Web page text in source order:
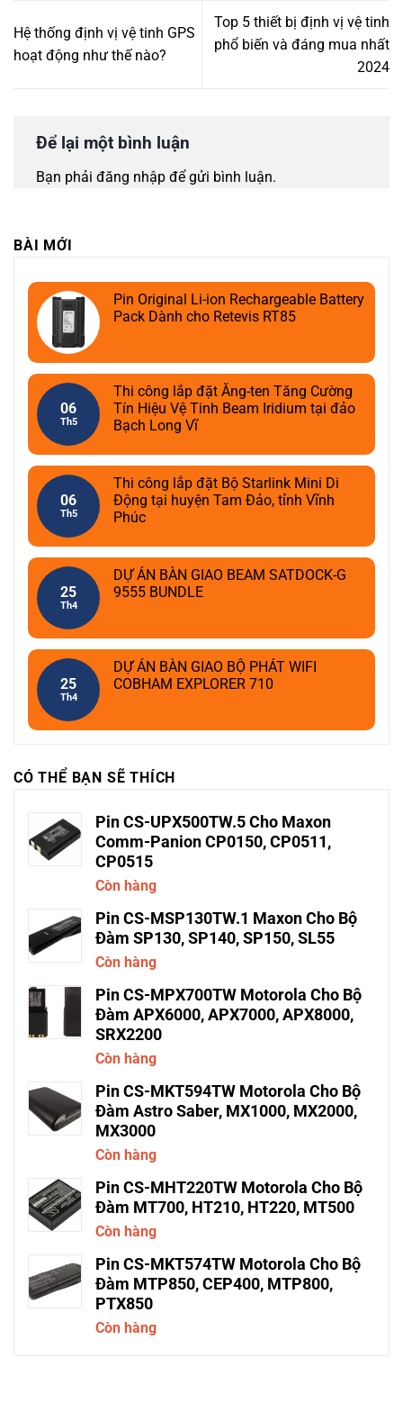
Hệ thống định vị vệ tinh GPS
hoạt động như thế nào?
Top 5 thiết bị định vị vệ tinh
phổ biến và đáng mua nhất
2024
Để lại một bình luận
Bạn phải đăng nhập để gửi bình luận.
BÀI MỚI
Pin Original Li-ion Rechargeable Battery
Pack Dành cho Retevis RT85
06
Th5
Thi công lắp đặt Ăng-ten Tăng Cường
Tín Hiệu Vệ Tinh Beam Iridium tại đảo
Bạch Long Vĩ
06
Th5
Thi công lắp đặt Bộ Starlink Mini Di
Động tại huyện Tam Đảo, tỉnh Vĩnh
Phúc
25
Th4
DỰ ÁN BÀN GIAO BEAM SATDOCK-G
9555 BUNDLE
25
Th4
DỰ ÁN BÀN GIAO BỘ PHÁT WIFI
COBHAM EXPLORER 710
CÓ THỂ BẠN SẼ THÍCH
Pin CS-UPX500TW.5 Cho Maxon
Comm-Panion CP0150, CP0511,
CP0515
Còn hàng
Pin CS-MSP130TW.1 Maxon Cho Bộ
Đàm SP130, SP140, SP150, SL55
Còn hàng
Pin CS-MPX700TW Motorola Cho Bộ
Đàm APX6000, APX7000, APX8000,
SRX2200
Còn hàng
Pin CS-MKT594TW Motorola Cho Bộ
Đàm Astro Saber, MX1000, MX2000,
MX3000
Còn hàng
Pin CS-MHT220TW Motorola Cho Bộ
Đàm MT700, HT210, HT220, MT500
Còn hàng
Pin CS-MKT574TW Motorola Cho Bộ
Đàm MTP850, CEP400, MTP800,
PTX850
Còn hàng